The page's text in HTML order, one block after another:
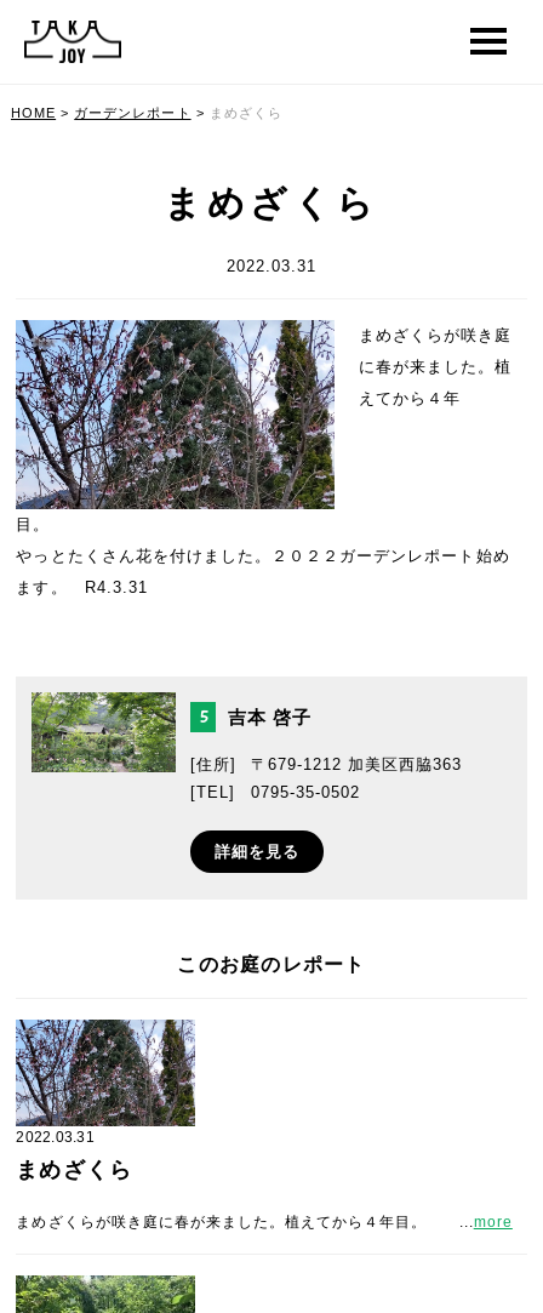
HOME > ガーデンレポート > まめざくら
まめざくら
2022.03.31
まめざくらが咲き庭
に春が来ました。植
えてから４年
やっとたくさん花を付けました。２０２２ガーデンレポート始め
ます。 R4.3.31
5 吉本 啓子
[住所]
〒679-1212 加美区西脇363
[TEL]
0795-35-0502
詳細を見る
このお庭のレポート
2022.03.31
まめざくら
まめざくらが咲き庭に春が来ました。植えてから４年目。 ...more